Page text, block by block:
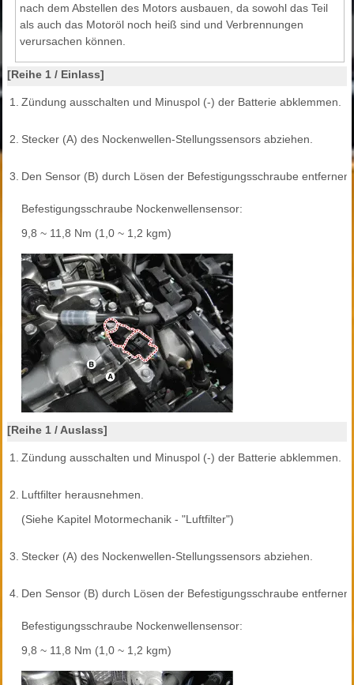
nach dem Abstellen des Motors ausbauen, da sowohl das Teil
als auch das Motoröl noch heiß sind und Verbrennungen
verursachen können.
[Reihe 1 / Einlass]
1. Zündung ausschalten und Minuspol (-) der Batterie abklemmen.
2. Stecker (A) des Nockenwellen-Stellungssensors abziehen.
3. Den Sensor (B) durch Lösen der Befestigungsschraube entfernen.
Befestigungsschraube Nockenwellensensor:
9,8 ~ 11,8 Nm (1,0 ~ 1,2 kgm)
[Reihe 1 / Auslass]
1. Zündung ausschalten und Minuspol (-) der Batterie abklemmen.
2. Luftfilter herausnehmen.
(Siehe Kapitel Motormechanik - "Luftfilter")
3. Stecker (A) des Nockenwellen-Stellungssensors abziehen.
4. Den Sensor (B) durch Lösen der Befestigungsschraube entfernen.
Befestigungsschraube Nockenwellensensor:
9,8 ~ 11,8 Nm (1,0 ~ 1,2 kgm)